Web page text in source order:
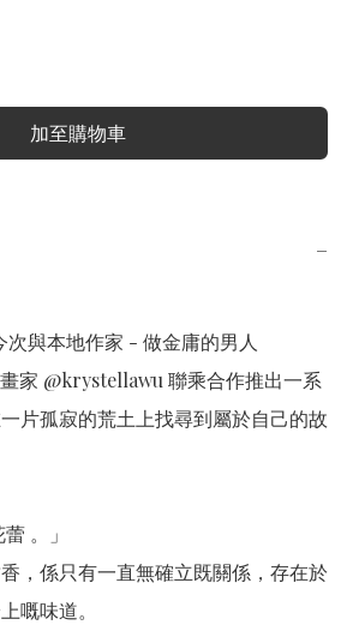
加至購物車
−
與本地作家 - 做金庸的男人
家 @krystellawu 聯乘合作推出一系
片孤寂的荒土上找尋到屬於自己的故
。」
，係只有一直無確立既關係，存在於
嘅味道。